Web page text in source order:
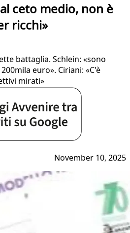
ceto medio, non è
ricchi»
battaglia. Schlein: «sono
euro». Ciriani: «C'è
mirati»
November 10, 2025